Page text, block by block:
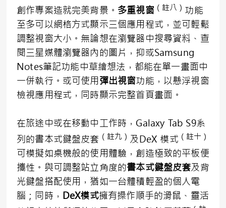
創作專案造就完美背景。 多重視窗 （註八） 功能
至多可以網格方式顯示三個應用程式，並可輕鬆
調整視窗大小。無論想在瀏覽器中搜尋資料、查
閱三星媒體瀏覽器內的圖片，抑或Samsung
Notes筆記功能中草繪想法，都能在單一畫面中
一併執行。或可使用彈出視窗功能，以懸浮視窗
檢視應用程式，同時顯示完整首頁畫面。
在旅途中或在移動中工作時，Galaxy Tab S9系
列的書本式鍵盤皮套 （ 註九 ） 及DeX 模式 （ 註十 ）
可模擬如桌機般的使用體驗，創造極致的平板便
攜性。與可調整站立角度的書本式鍵盤皮套及背
光鍵盤搭配使用，猶如一台體積輕盈的個人電
腦；同時， DeX模式擁有操作順手的滑鼠、靈活